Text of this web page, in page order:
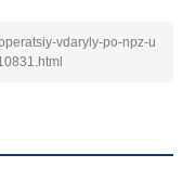
vdaryly-po-npz-u